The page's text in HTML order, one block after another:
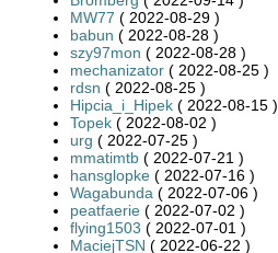
MW77 ( 2022-08-29 )
babun ( 2022-08-28 )
szy97mon ( 2022-08-28 )
mechanizator ( 2022-08-25 )
rdsn ( 2022-08-25 )
Hipcia_i_Hipek ( 2022-08-15 )
Topek ( 2022-08-02 )
urg ( 2022-07-25 )
mmatimtb ( 2022-07-21 )
hansglopke ( 2022-07-16 )
Wagabunda ( 2022-07-06 )
peatfaerie ( 2022-07-02 )
flying1503 ( 2022-07-01 )
MaciejTSN ( 2022-06-22 )